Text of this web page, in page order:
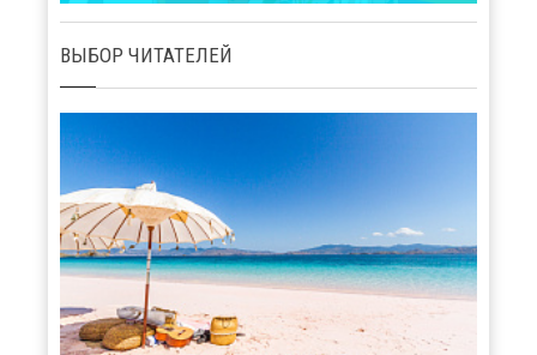
ВЫБОР ЧИТАТЕЛЕЙ